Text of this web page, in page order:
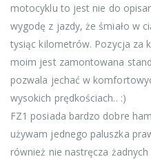
motocyklu to jest nie do
wygodę z jazdy, że śmiało w
tysiąc kilometrów. Pozycja za
moim jest zamontowana
pozwala jechać w
wysokich prędkościach.. :)
FZ1 posiada bardzo dobre
używam jednego paluszka
również nie nastręcza